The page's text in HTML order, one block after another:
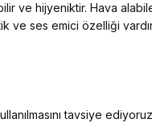
hijyeniktir. Hava alabilen
ve ses emici özelliği
tavsiye